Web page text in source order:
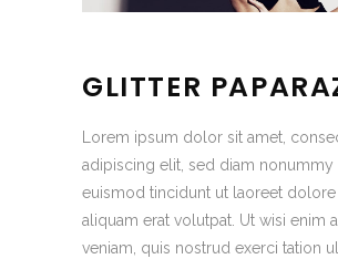
GLITTER
Lorem ipsum dolor sit amet,
adipiscing elit, sed diam nonummy
euismod tincidunt ut laoreet dolore
aliquam erat volutpat. Ut wisi enim
veniam, quis nostrud exerci tation